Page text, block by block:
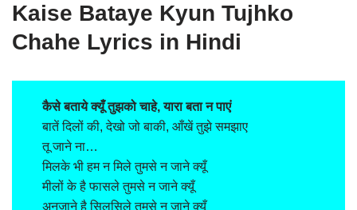
Kaise Bataye Kyun Tujhko
Chahe Lyrics in Hindi
कैसे बताये क्यूँ तुझको चाहे, यारा बता न पाएं
बातें दिलों की, देखो जो बाकी, आँखें तुझे समझाए
तू जाने ना…
मिलके भी हम न मिले तुमसे न जाने क्यूँ
मीलों के है फासले तुमसे न जाने क्यूँ
अनजाने है सिलसिले तुमसे न जाने क्यूँ